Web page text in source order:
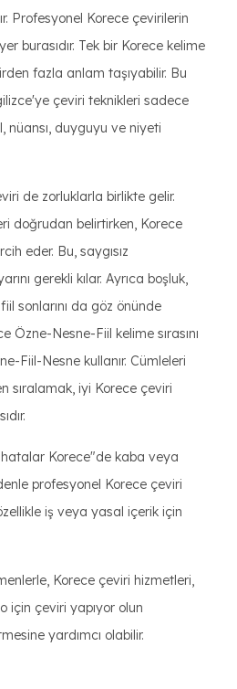
Profesyonel Korece çevirilerin
burasıdır. Tek bir Korece kelime
fazla anlam taşıyabilir. Bu
çeviri teknikleri sadece
nüansı, duyguyu ve niyeti
de zorluklarla birlikte gelir.
doğrudan belirtirken, Korece
eder. Bu, saygısız
gerekli kılar. Ayrıca boşluk,
sonlarını da göz önünde
Özne-Nesne-Fiil kelime sırasını
Fiil-Nesne kullanır. Cümleleri
sıralamak, iyi Korece çeviri
Korece"de kaba veya
profesyonel Korece çeviri
iş veya yasal içerik için
Korece çeviri hizmetleri,
için çeviri yapıyor olun
yardımcı olabilir.